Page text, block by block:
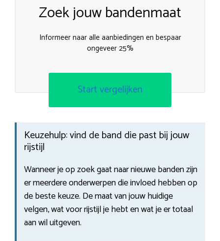
Zoek jouw bandenmaat
Informeer naar alle aanbiedingen en bespaar
ongeveer 25%
Start vergelijken
Keuzehulp: vind de band die past bij jouw
rijstijl
Wanneer je op zoek gaat naar nieuwe banden zijn
er meerdere onderwerpen die invloed hebben op
de beste keuze. De maat van jouw huidige
velgen, wat voor rijstijl je hebt en wat je er totaal
aan wil uitgeven.